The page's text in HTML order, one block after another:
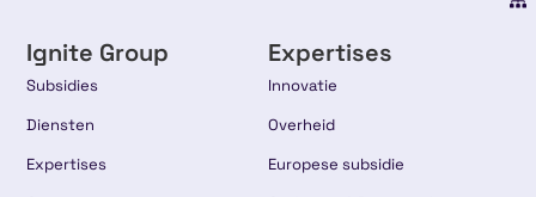
Ignite Group
Subsidies
Diensten
Expertises
Expertises
Innovatie
Overheid
Europese subsidie